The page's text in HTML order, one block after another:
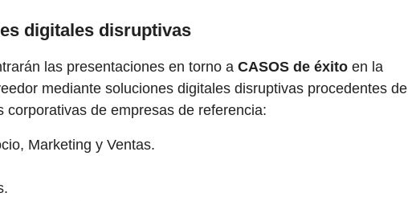
digitales disruptivas
las presentaciones en torno a CASOS de éxito en la
mediante soluciones digitales disruptivas procedentes de
corporativas de empresas de referencia:
Marketing y Ventas.